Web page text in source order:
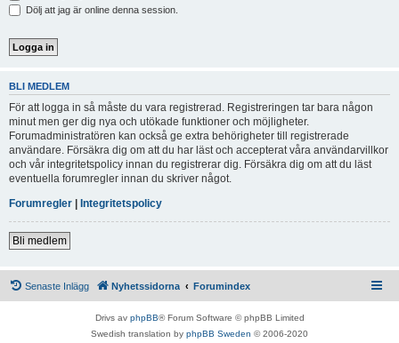
Dölj att jag är online denna session.
BLI MEDLEM
För att logga in så måste du vara registrerad. Registreringen tar bara någon
minut men ger dig nya och utökade funktioner och möjligheter.
Forumadministratören kan också ge extra behörigheter till registrerade
användare. Försäkra dig om att du har läst och accepterat våra användarvillkor
och vår integritetspolicy innan du registrerar dig. Försäkra dig om att du läst
eventuella forumregler innan du skriver något.
Forumregler | Integritetspolicy
Bli medlem
Senaste Inlägg Nyhetssidorna Forumindex
Drivs av phpBB® Forum Software © phpBB Limited
Swedish translation by phpBB Sweden © 2006-2020